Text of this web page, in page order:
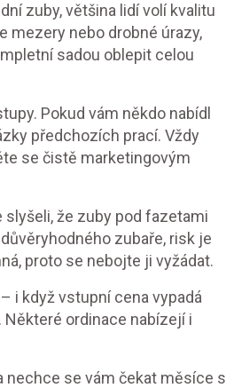
zuby, většina lidí volí kvalitu
mezery nebo drobné úrazy,
sadou oblepit celou
Pokud vám někdo nabídl
předchozích prací. Vždy
se čistě marketingovým
že zuby pod fazetami
zubaře, risk je
proto se nebojte ji vyžádat.
i když vstupní cena vypadá
ordinace nabízejí i
nechce se vám čekat měsíce s